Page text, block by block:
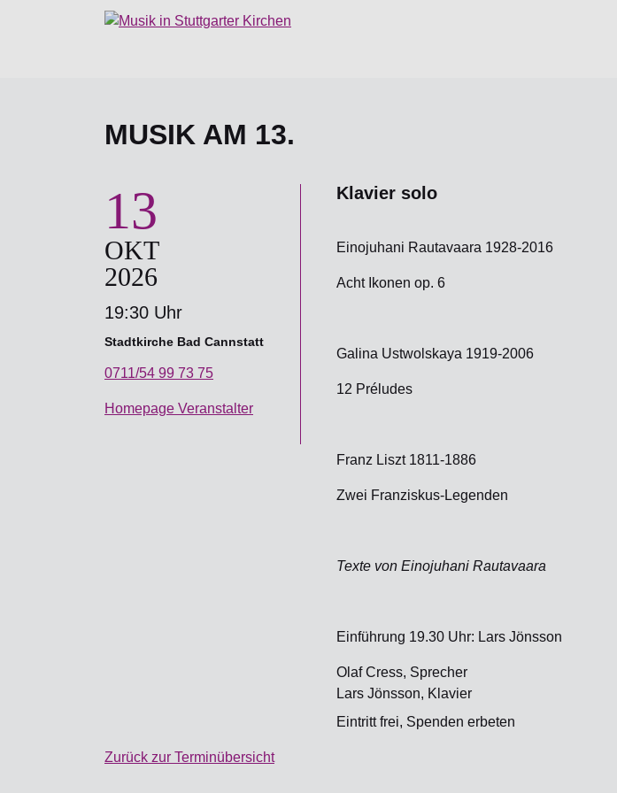
MUSIK AM 13.
13
OKT
2026
19:30 Uhr
Stadtkirche Bad Cannstatt
0711/54 99 73 75
Homepage Veranstalter
Klavier solo
Einojuhani Rautavaara 1928-2016
Acht Ikonen op. 6
Galina Ustwolskaya 1919-2006
12 Préludes
Franz Liszt 1811-1886
Zwei Franziskus-Legenden
Texte von Einojuhani Rautavaara
Einführung 19.30 Uhr: Lars Jönsson
Olaf Cress, Sprecher
Lars Jönsson, Klavier
Eintritt frei, Spenden erbeten
Zurück zur Terminübersicht